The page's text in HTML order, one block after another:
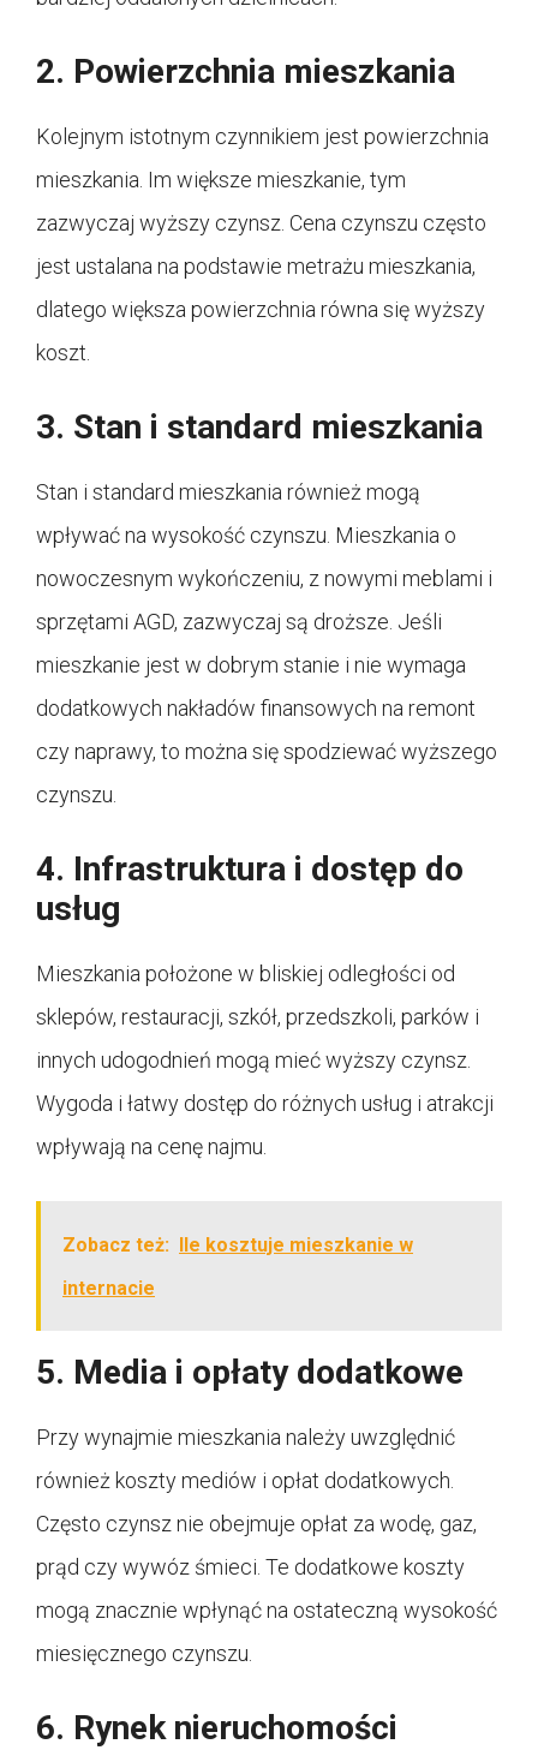
2. Powierzchnia mieszkania
Kolejnym istotnym czynnikiem jest powierzchnia
mieszkania. Im większe mieszkanie, tym
zazwyczaj wyższy czynsz. Cena czynszu często
jest ustalana na podstawie metrażu mieszkania,
dlatego większa powierzchnia równa się wyższy
koszt.
3. Stan i standard mieszkania
Stan i standard mieszkania również mogą
wpływać na wysokość czynszu. Mieszkania o
nowoczesnym wykończeniu, z nowymi meblami i
sprzętami AGD, zazwyczaj są droższe. Jeśli
mieszkanie jest w dobrym stanie i nie wymaga
dodatkowych nakładów finansowych na remont
czy naprawy, to można się spodziewać wyższego
czynszu.
4. Infrastruktura i dostęp do
usług
Mieszkania położone w bliskiej odległości od
sklepów, restauracji, szkół, przedszkoli, parków i
innych udogodnień mogą mieć wyższy czynsz.
Wygoda i łatwy dostęp do różnych usług i atrakcji
wpływają na cenę najmu.
Zobacz też: Ile kosztuje mieszkanie w
internacie
5. Media i opłaty dodatkowe
Przy wynajmie mieszkania należy uwzględnić
również koszty mediów i opłat dodatkowych.
Często czynsz nie obejmuje opłat za wodę, gaz,
prąd czy wywóz śmieci. Te dodatkowe koszty
mogą znacznie wpłynąć na ostateczną wysokość
miesięcznego czynszu.
6. Rynek nieruchomości